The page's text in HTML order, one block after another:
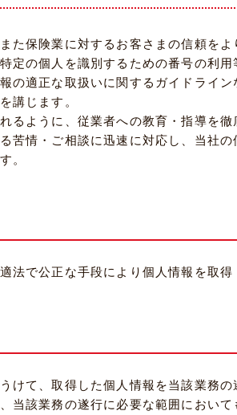
た保険業に対するお客さまの信頼を
定の個人を識別するための番号の利
の適正な取扱いに関するガイドライ
講じます。
るように、従業者への教育・指導を
苦情・ご相談に迅速に対応し、当社
。
法で公正な手段により個人情報を取得
けて、取得した個人情報を当該業務の
当該業務の遂行に必要な範囲において